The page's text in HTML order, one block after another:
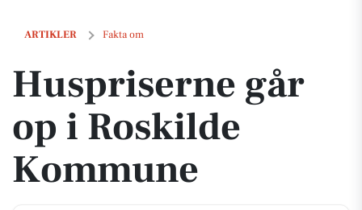
ARTIKLER Fakta om
Huspriserne går op i Roskilde Kommune
Huspriserne går
op i Roskilde
Kommune